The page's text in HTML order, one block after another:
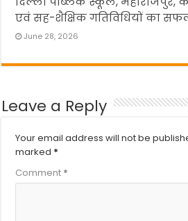
एवं सह-शैक्षिक गतिविधियों का
June 28, 2026
Leave a Reply
Your email address will not be
marked *
Comment *